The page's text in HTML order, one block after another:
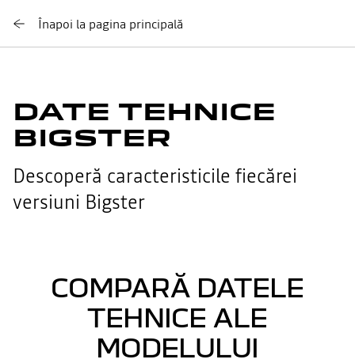
Înapoi la pagina principală
DATE TEHNICE
BIGSTER
Descoperă caracteristicile fiecărei
versiuni Bigster
COMPARĂ DATELE
TEHNICE ALE
MODELULUI